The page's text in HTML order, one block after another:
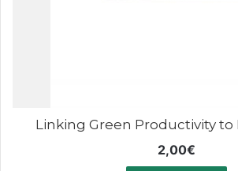
Linking Green Productivity to
2,00€